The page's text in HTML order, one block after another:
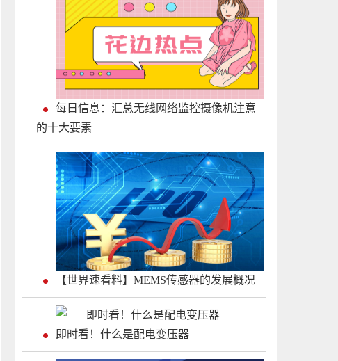
每日信息：汇总无线网络监控摄像机注意
的十大要素
【世界速看料】MEMS传感器的发展概况
即时看！什么是配电变压器